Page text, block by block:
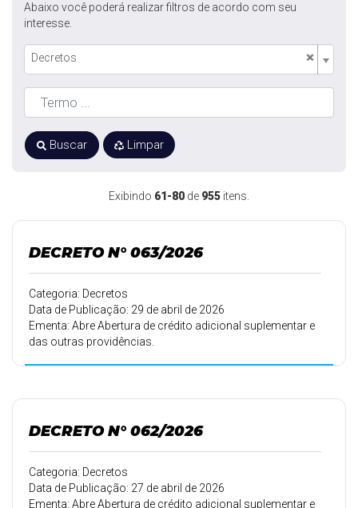
Exibindo 61-80 de 955 itens.
DECRETO N° 063/2026
Categoria: Decretos
Data de Publicação: 29 de abril de 2026
Ementa: Abre Abertura de crédito adicional suplementar e
das outras providências.
DECRETO N° 062/2026
Categoria: Decretos
Data de Publicação: 27 de abril de 2026
Ementa: Abre Abertura de crédito adicional suplementar e
Abaixo você poderá realizar filtros de acordo com seu
interesse.
×
Decretos
Buscar Limpar